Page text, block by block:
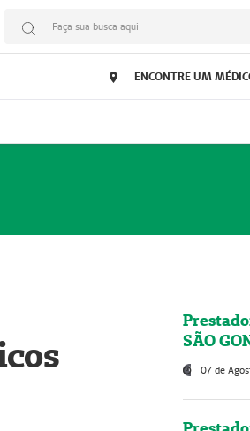
Faça sua busca aqui
ENCONTRE UM
SÃO
07 de